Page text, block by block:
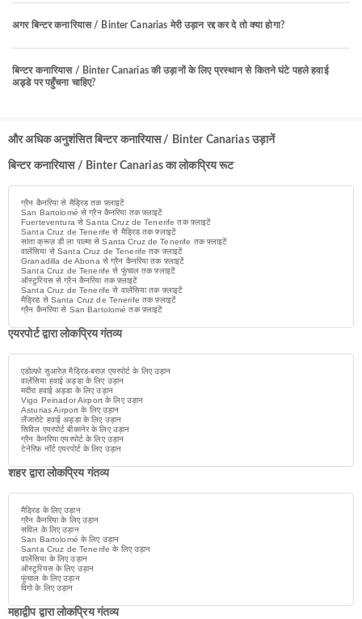
अगर बिन्टर कनारियास / Binter Canarias मेरी उड़ान रद्द कर दे तो क्या होगा?
बिन्टर कनारियास / Binter Canarias की उड़ानों के लिए प्रस्थान से कितने घंटे पहले हवाई
अड्डे पर पहुँचना चाहिए?
और अधिक अनुशंसित बिन्टर कनारियास / Binter Canarias उड़ानें
बिन्टर कनारियास / Binter Canarias का लोकप्रिय रूट
ग्रैन कैनरिया से मैड्रिड तक फ़्लाइटें
San Bartolomé से ग्रैन कैनरिया तक फ़्लाइटें
Fuerteventura से Santa Cruz de Tenerife तक फ़्लाइटें
Santa Cruz de Tenerife से मैड्रिड तक फ़्लाइटें
सांता क्रूज़ डी ला पाल्मा से Santa Cruz de Tenerife तक फ़्लाइटें
वालेंसिया से Santa Cruz de Tenerife तक फ़्लाइटें
Granadilla de Abona से ग्रैन कैनरिया तक फ़्लाइटें
Santa Cruz de Tenerife से फुंचाल तक फ़्लाइटें
ऑस्टुरियस से ग्रैन कैनरिया तक फ़्लाइटें
Santa Cruz de Tenerife से वालेंसिया तक फ़्लाइटें
मैड्रिड से Santa Cruz de Tenerife तक फ़्लाइटें
ग्रैन कैनरिया से San Bartolomé तक फ़्लाइटें
एयरपोर्ट द्वारा लोकप्रिय गंतव्य
एडोल्फ़ो सुआरेज़ मैड्रिड-बराज़ एयरपोर्ट के लिए उड़ान
वालेंसिया हवाई अड्डा के लिए उड़ान
मदीरा हवाई अड्डा के लिए उड़ान
Vigo Peinador Airport के लिए उड़ान
Asturias Airport के लिए उड़ान
लैंजारोटे हवाई अड्डा के लिए उड़ान
सिविल एयरपोर्ट बीकानेर के लिए उड़ान
ग्रैन कैनरिया एयरपोर्ट के लिए उड़ान
टेनेरिफ़ नॉर्ट एयरपोर्ट के लिए उड़ान
शहर द्वारा लोकप्रिय गंतव्य
मैड्रिड के लिए उड़ान
ग्रैन कैनरिया के लिए उड़ान
सविल के लिए उड़ान
San Bartolomé के लिए उड़ान
Santa Cruz de Tenerife के लिए उड़ान
वालेंसिया के लिए उड़ान
ऑस्टुरियस के लिए उड़ान
फुंचाल के लिए उड़ान
विगो के लिए उड़ान
महाद्वीप द्वारा लोकप्रिय गंतव्य